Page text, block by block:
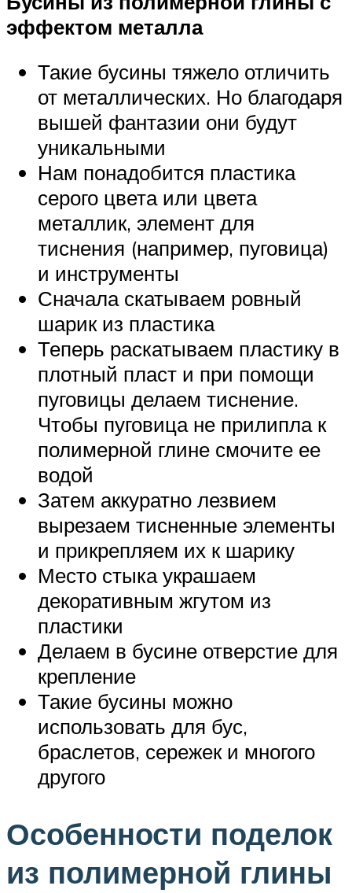
эффектом металла
Такие бусины тяжело отличить
от металлических. Но благодаря
вышей фантазии они будут
уникальными
Нам понадобится пластика
серого цвета или цвета
металлик, элемент для
тиснения (например, пуговица)
и инструменты
Сначала скатываем ровный
шарик из пластика
Теперь раскатываем пластику в
плотный пласт и при помощи
пуговицы делаем тиснение.
Чтобы пуговица не прилипла к
полимерной глине смочите ее
водой
Затем аккуратно лезвием
вырезаем тисненные элементы
и прикрепляем их к шарику
Место стыка украшаем
декоративным жгутом из
пластики
Делаем в бусине отверстие для
крепление
Такие бусины можно
использовать для бус,
браслетов, сережек и многого
другого
Особенности поделок
из полимерной глины